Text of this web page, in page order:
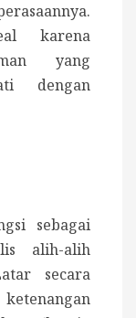
karena
yang
dengan
sebagai
alih-alih
secara